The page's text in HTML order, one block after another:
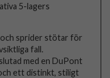
5-lagers
sprider stötar för
fall.
med en DuPont
ett distinkt, stiligt